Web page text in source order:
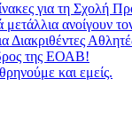
για τη Σχολή
ανοίγουν
Διακριθέντες
της ΕΟΑΒ!
και εμείς.